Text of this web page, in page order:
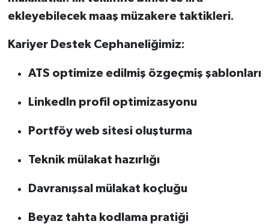
ekleyebilecek maaş müzakere taktikleri.
Kariyer Destek Cephaneliğimiz:
ATS optimize edilmiş özgeçmiş şablonları
LinkedIn profil optimizasyonu
Portföy web sitesi oluşturma
Teknik mülakat hazırlığı
Davranışsal mülakat koçluğu
Beyaz tahta kodlama pratiği